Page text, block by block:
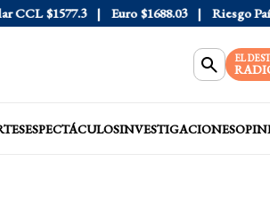
$1577.3 Euro $1688.03 Riesgo País
EL
ESPECTÁCULOSINVESTIGACIONES